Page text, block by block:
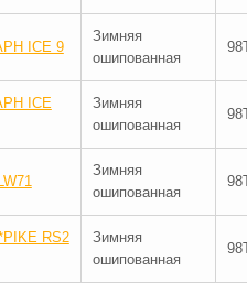
ICE 9
Зимняя
ошипованная
ICE
Зимняя
ошипованная
Зимняя
ошипованная
RS2
Зимняя
ошипованная